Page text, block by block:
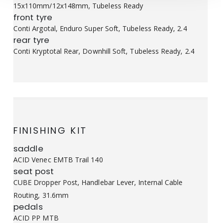
15x110mm/12x148mm, Tubeless Ready
front tyre
Conti Argotal, Enduro Super Soft, Tubeless Ready, 2.4
rear tyre
Conti Kryptotal Rear, Downhill Soft, Tubeless Ready, 2.4
FINISHING KIT
saddle
ACID Venec EMTB Trail 140
seat post
CUBE Dropper Post, Handlebar Lever, Internal Cable
Routing, 31.6mm
pedals
ACID PP MTB